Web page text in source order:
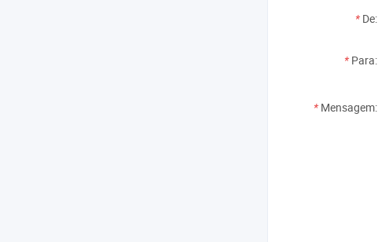
* De:
* Para:
* Mensagem: